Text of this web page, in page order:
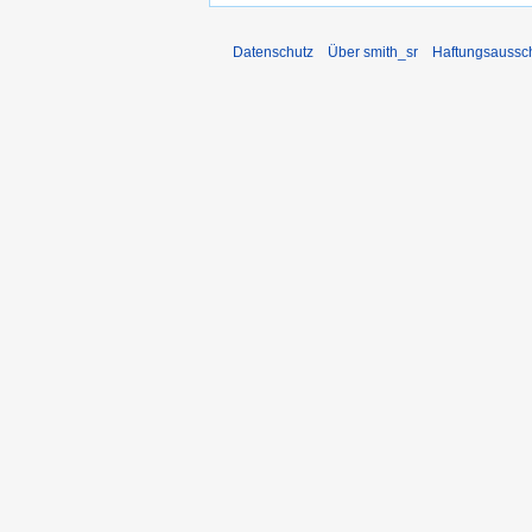
Datenschutz Über smith_sr